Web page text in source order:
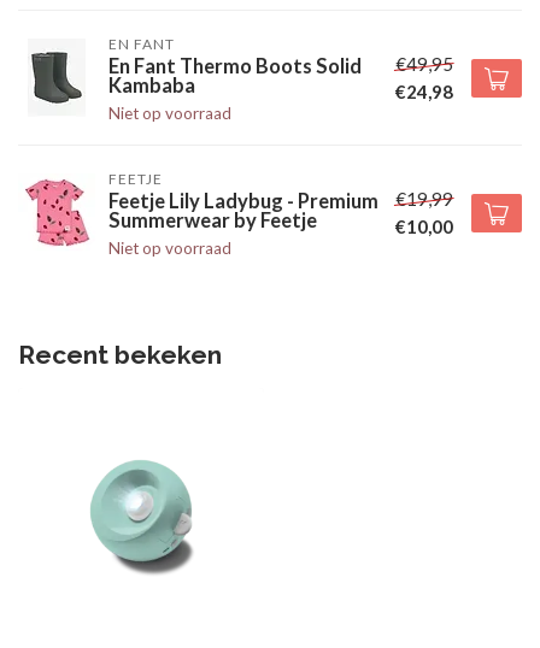
EN FANT
En Fant Thermo Boots Solid
Kambaba
Niet op voorraad
€49,95
€24,98
FEETJE
Feetje Lily Ladybug - Premium
Summerwear by Feetje
Niet op voorraad
€19,99
€10,00
Recent bekeken